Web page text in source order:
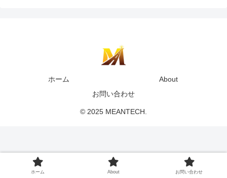
ホーム
About
お問い合わせ
© 2025 MEANTECH.
ホーム About お問い合わせ